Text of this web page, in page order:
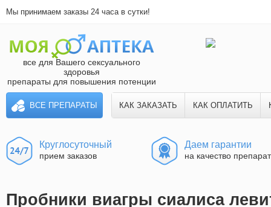
Мы принимаем заказы 24 часа в сутки!
все для Вашего сексуального
здоровья
препараты для повышения потенции
ВСЕ ПРЕПАРАТЫ КАК ЗАКАЗАТЬ КАК ОПЛАТИТЬ
Круглосуточный
прием заказов
Даем гарантии
на качество
Пробники виагры сиалиса